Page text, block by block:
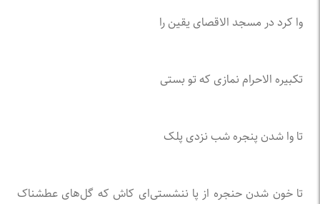
وا کرد در مسجد الاقصای یقین را
تکبیره الاحرام نمازی که تو بستی
تا وا شدن پنجره شب نزدی پلک
تا خون شدن حنجره از پا ننشستی‌ای کاش که گل‌های عطشناک